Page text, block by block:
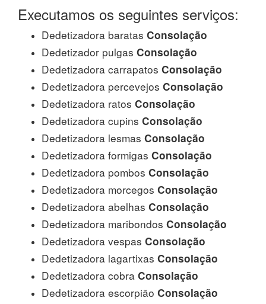
Executamos os seguintes serviços:
Dedetizadora baratas Consolação
Dedetizador pulgas Consolação
Dedetizadora carrapatos Consolação
Dedetizadora percevejos Consolação
Dedetizadora ratos Consolação
Dedetizadora cupins Consolação
Dedetizadora lesmas Consolação
Dedetizadora formigas Consolação
Dedetizadora pombos Consolação
Dedetizadora morcegos Consolação
Dedetizadora abelhas Consolação
Dedetizadora maribondos Consolação
Dedetizadora vespas Consolação
Dedetizadora lagartixas Consolação
Dedetizadora cobra Consolação
Dedetizadora escorpião Consolação